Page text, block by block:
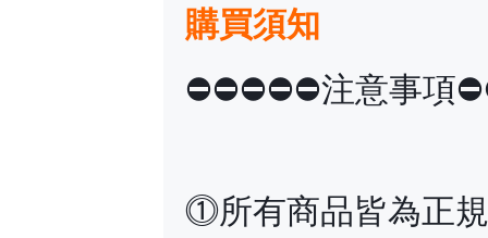
購買須知
⛔️⛔️⛔️⛔️⛔️注意事項
⓵所有商品皆為正